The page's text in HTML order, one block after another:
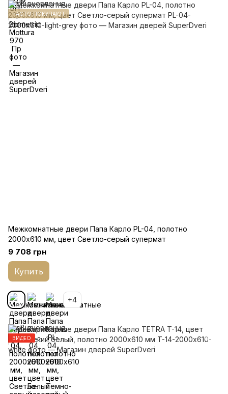
ЧАСТО ПОКУПАЮТ
Межкомнатные двери Папа Карло PL-04, полотно
2000х610 мм, цвет Светло-серый супермат
9 708 грн
Купить
+4
ВИДЕО